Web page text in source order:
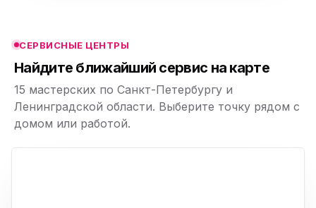
СЕРВИСНЫЕ ЦЕНТРЫ
Найдите ближайший сервис на карте
15 мастерских по Санкт-Петербургу и
Ленинградской области. Выберите точку рядом с
домом или работой.
ю